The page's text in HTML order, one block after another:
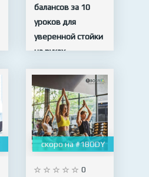
балансов за 10
уроков для
уверенной стойки
на руках
10 видео
скоро на #1BODY
0